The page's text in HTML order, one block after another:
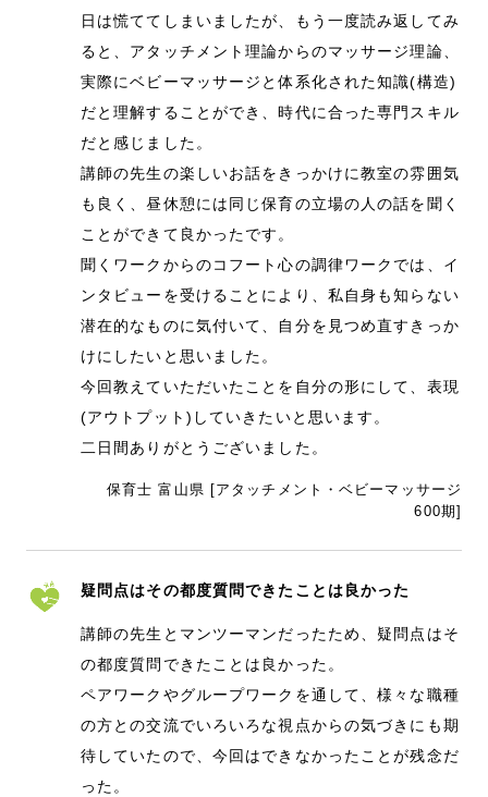
日は慌ててしまいましたが、もう一度読み返してみ
ると、アタッチメント理論からのマッサージ理論、
実際にベビーマッサージと体系化された知識(構造)
だと理解することができ、時代に合った専門スキル
だと感じました。
講師の先生の楽しいお話をきっかけに教室の雰囲気
も良く、昼休憩には同じ保育の立場の人の話を聞く
ことができて良かったです。
聞くワークからのコフート心の調律ワークでは、イ
ンタビューを受けることにより、私自身も知らない
潜在的なものに気付いて、自分を見つめ直すきっか
けにしたいと思いました。
今回教えていただいたことを自分の形にして、表現
(アウトプット)していきたいと思います。
二日間ありがとうございました。
保育士 富山県 [アタッチメント・ベビーマッサージ
600期]
疑問点はその都度質問できたことは良かった
講師の先生とマンツーマンだったため、疑問点はそ
の都度質問できたことは良かった。
ペアワークやグループワークを通して、様々な職種
の方との交流でいろいろな視点からの気づきにも期
待していたので、今回はできなかったことが残念だ
った。